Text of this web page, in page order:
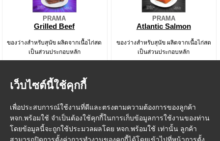
เว็บไซต์นี้ใช้คุกกี้
เพื่อประสบการณ์ใช้งานที่ดีและตรงตามความต้องการของลูกค้า
หจก.พร้อมใช้ จำเป็นต้องใช้คุกกี้ในการเก็บข้อมูลการใช้งานของท่าน
โดยข้อมูลนี้จะถูกใช้ประมวลผลโดย หจก.พร้อมใช้ เท่านั้น ลูกค้า
PRAMA
Grilled Beef
ของว่างสำหรับสุนัข ผลิตจากเนื้อไก่สด
เป็นส่วนประกอบหลัก
PRAMA
Atlantic Salmon
ของว่างสำหรับสุนัข ผลิตจากเนื้อไก่สด
เป็นส่วนประกอบหลัก